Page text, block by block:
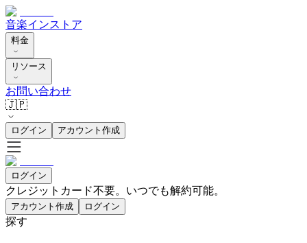
音楽インストア
料金
リソース
お問い合わせ
🇯🇵
ログイン アカウント作成
ログイン
クレジットカード不要。いつでも解約可能。
アカウント作成 ログイン
探す